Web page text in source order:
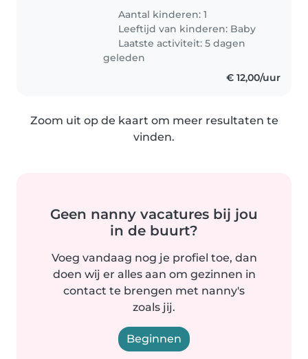
te voelen
Aantal kinderen: 1
Leeftijd van kinderen: Baby
Laatste activiteit: 5 dagen
geleden
€ 12,00/uur
Zoom uit op de kaart om meer resultaten te
vinden.
Geen nanny vacatures bij jou
in de buurt?
Voeg vandaag nog je profiel toe, dan
doen wij er alles aan om gezinnen in
contact te brengen met nanny's
zoals jij.
Beginnen